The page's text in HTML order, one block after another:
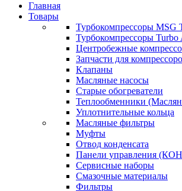
Главная
Товары
Турбокомпрессоры MSG
Турбокомпрессоры Turbo
Центробежные
Запчасти для
Клапаны
Масляные насосы
Старые обогреватели
Теплообменники
Уплотнительные кольца
Масляные фильтры
Муфты
Отвод конденсата
Панели управления
Сервисные наборы
Смазочные материалы
Фильтры